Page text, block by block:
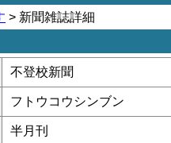
> 新聞雑誌詳細
不登校新聞
フトウコウシンブン
半月刊